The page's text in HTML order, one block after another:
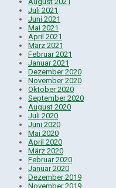
Juli 2021
Juni 2021
Mai 2021
April 2021
März 2021
Februar 2021
Januar 2021
Dezember 2020
November 2020
Oktober 2020
September 2020
August 2020
Juli 2020
Juni 2020
Mai 2020
April 2020
März 2020
Februar 2020
Januar 2020
Dezember 2019
November 2019